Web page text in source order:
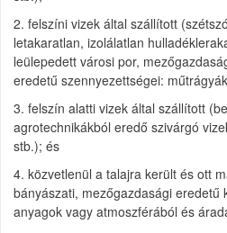
2. felszíni vizek által szállított
letakaratlan, izolálatlan
leülepedett városi por,
eredetű szennyezettségei:
3. felszín alatti vizek által szállított
agrotechnikákból eredő szivárgó
stb.); és
4. közvetlenül a talajra került és ott
bányászati, mezőgazdasági eredetű
anyagok vagy atmoszférából és